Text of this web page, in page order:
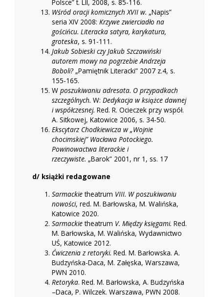
Polsce” t. LII, 2008, s. 85-116.
Wśród oracji komicznych XVII w. „Napis”
seria XIV 2008: Krzywe zwierciadło na
gościńcu. Literacka satyra, karykatura,
groteska, s. 91-111.
Jakub Sobieski czy Jakub Szczawiński
autorem mowy na pogrzebie Andrzeja
Boboli? „Pamiętnik Literacki” 2007 z.4, s.
155-165.
W poszukiwaniu adresata. O przypadkach
szczególnych. W: Dedykacja w książce dawnej
i współczesnej. Red. R. Ocieczek przy współ.
A. Sitkowej, Katowice 2006, s. 34-50.
Ekscytarz Chodkiewicza w „Wojnie
chocimskiej” Wacława Potockiego.
Powinowactwa literackie i
rzeczywiste. „Barok” 2001, nr 1, ss. 17
d/ książki redagowane
Sarmackietheatrum VIII. W poszukiwaniu
nowości, red. M. Barłowska, M. Walińska,
Katowice 2020.
Sarmackietheatrum V. Między księgami. Red.
M. Barłowska, M. Walińska, Wydawnictwo
UŚ, Katowice 2012.
Ćwiczenia z retoryki. Red. M. Barłowska. A.
Budzyńska-Daca, M. Załęska, Warszawa,
PWN 2010.
Retoryka. Red. M. Barłowska, A. Budzyńska
–Daca, P. Wilczek. Warszawa, PWN 2008.